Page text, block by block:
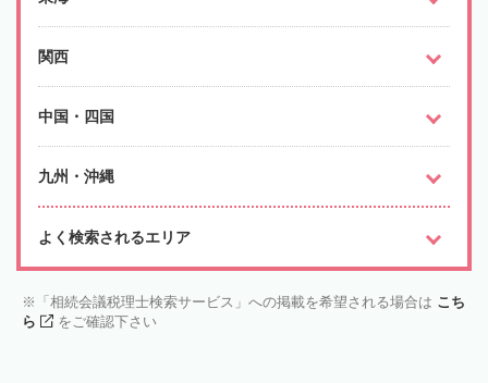
関西
中国・四国
九州・沖縄
よく検索されるエリア
「相続会議税理士検索サービス」への掲載を希望される場合は こち
ら
をご確認下さい